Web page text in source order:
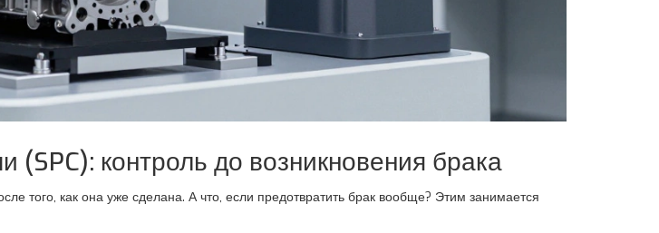
(SPC): контроль до возникновения брака
того, как она уже сделана. А что, если предотвратить брак вообще? Этим занимается